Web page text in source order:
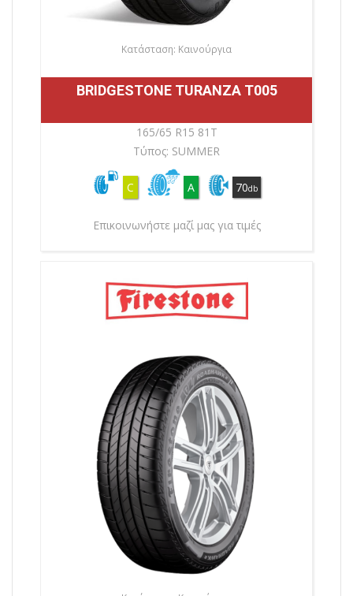
Κατάσταση: Καινούργια
BRIDGESTONE TURANZA T005
165/65 R15 81T
Τύπος: SUMMER
C A 70db
Επικοινωνήστε μαζί μας για τιμές